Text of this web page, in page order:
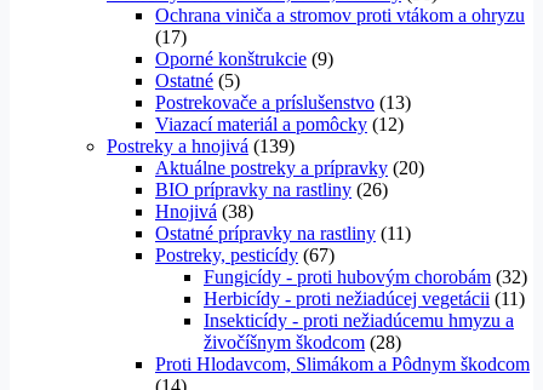
Ochrana viniča a stromov proti vtákom a ohryzu
(17)
Oporné konštrukcie (9)
Ostatné (5)
Postrekovače a príslušenstvo (13)
Viazací materiál a pomôcky (12)
Postreky a hnojivá (139)
Aktuálne postreky a prípravky (20)
BIO prípravky na rastliny (26)
Hnojivá (38)
Ostatné prípravky na rastliny (11)
Postreky, pesticídy (67)
Fungicídy - proti hubovým chorobám (32)
Herbicídy - proti nežiadúcej vegetácii (11)
Insekticídy - proti nežiadúcemu hmyzu a
živočíšnym škodcom (28)
Proti Hlodavcom, Slimákom a Pôdnym škodcom
(14)